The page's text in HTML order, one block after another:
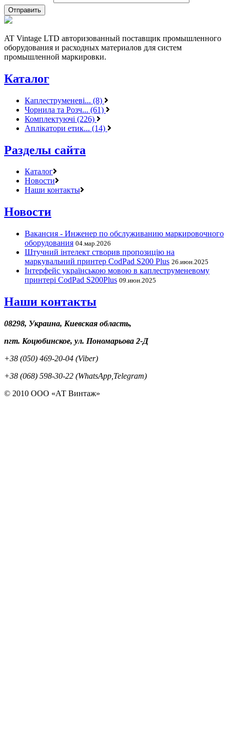
AT Vintage LTD авторизованный поставщик промышленного
оборудования и расходных материалов для систем
промышленной маркировки.
Каталог
Каплеструменеві... (8)
Чорнила та Розч... (61)
Комплектуючі (226)
Аплікатори етик... (14)
Разделы сайта
Каталог
Новости
Наши контакты
Новости
Вакансия - Инженер по обслуживанию маркировочного
оборудования 04.мар.2026
Штучний інтелект створив пропозицію на
маркувальний принтер CodPad S200 Plus 26.июн.2025
Інтерфейс українською мовою в каплеструменевому
принтері CodPad S200Plus 09.июн.2025
Наши контакты
08298, Украина, Киевская область,
пгт. Коцюбинское, ул. Пономарьова 2-Д
+38 (050) 469-20-04 (Viber)
+38 (068) 598-30-22 (WhatsApp,Telegram)
© 2010 ООО «АТ Винтаж»